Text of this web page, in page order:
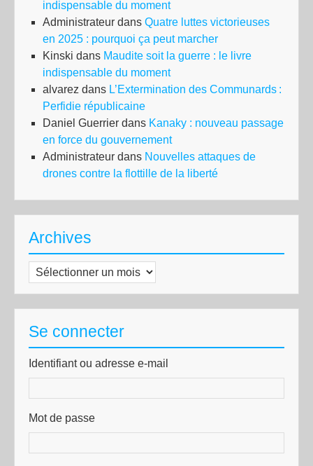
indispensable du moment
Administrateur dans Quatre luttes victorieuses
en 2025 : pourquoi ça peut marcher
Kinski dans Maudite soit la guerre : le livre
indispensable du moment
alvarez dans L’Extermination des Communards :
Perfidie républicaine
Daniel Guerrier dans Kanaky : nouveau passage
en force du gouvernement
Administrateur dans Nouvelles attaques de
drones contre la flottille de la liberté
Archives
Archives
Se connecter
Identifiant ou adresse e-mail
Mot de passe